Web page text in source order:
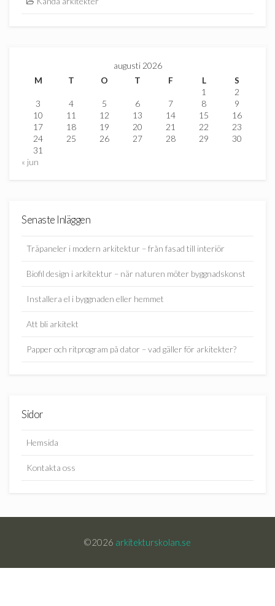
augusti 2026
M
T O T F L
S
1
2
3
4 5 6 7 8
9
10
11 12 13 14 15
16
17
18 19 20 21 22
23
24
25 26 27 28 29
30
31
« jun
Senaste Inläggen
Träpaneler i modern arkitektur – från fasad till interiör
Biofil design i arkitektur – när naturen möter byggnadskonst
Installera el i byggnaden eller hemmet
Att bli arkitekt
Papper och ritprogram på dator – vad gäller för arkitekter?
Sidor
Hemsida
Kontakta oss
©2026 arkitekturskolan.se